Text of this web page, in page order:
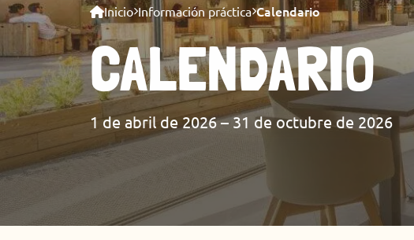
Inicio Información práctica Calendario
CALENDARIO
1 de abril de 2026 – 31 de octubre de 2026